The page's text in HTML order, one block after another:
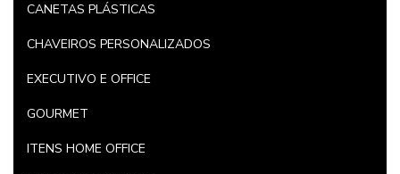
CANETAS PLÁSTICAS
CHAVEIROS PERSONALIZADOS
EXECUTIVO E OFFICE
GOURMET
ITENS HOME OFFICE